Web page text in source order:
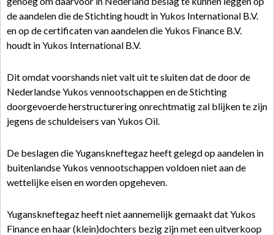
de aandelen die de Stichting houdt in Yukos International B.V.
en op de certificaten van aandelen die Yukos Finance B.V.
houdt in Yukos International B.V.
Dit omdat voorshands niet valt uit te sluiten dat de door de
Nederlandse Yukos vennootschappen en de Stichting
doorgevoerde herstructurering onrechtmatig zal blijken te zijn
jegens de schuldeisers van Yukos Oil.
De beslagen die Yuganskneftegaz heeft gelegd op aandelen in
buitenlandse Yukos vennootschappen voldoen niet aan de
wettelijke eisen en worden opgeheven.
Yuganskneftegaz heeft niet aannemelijk gemaakt dat Yukos
Finance en haar (klein)dochters bezig zijn met een uitverkoop